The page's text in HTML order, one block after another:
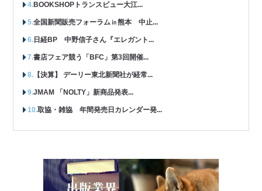
BOOKSHOPトランスビュー大江...
全国新聞販売フォーラム㏌熊本 中止...
日経BP 中野信子さん『エレガント...
書店フェア競う「BFC」第3回開催...
【決算】 デーリー東北新聞社が経常...
JMAM 「NOLTY」新商品発表...
取協・雑協 年間発売日カレンダー発...